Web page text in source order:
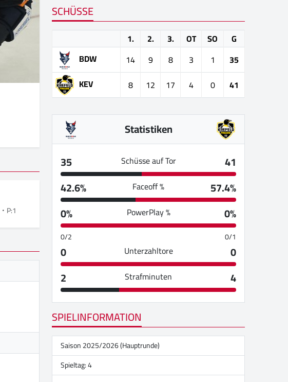
P:1
SCHÜSSE
1. 2. 3. OT SO
G
BDW
14 9 8 3 1
35
KEV
8 12 17 4 0 41
Statistiken
35
Schüsse auf Tor
41
42.6%
Faceoff %
57.4%
0%
PowerPlay % 0%
0/2 0/1
0 Unterzahltore
0
2
Strafminuten 4
SPIELINFORMATION
Saison 2025/2026 (Hauptrunde)
Spieltag: 4